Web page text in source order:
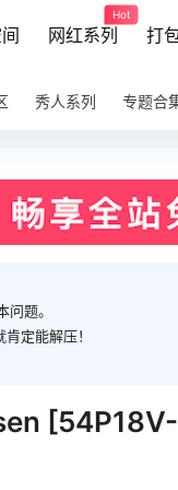
网红系列
Hot
打
秀人系列 专题合
题。
定能解压！